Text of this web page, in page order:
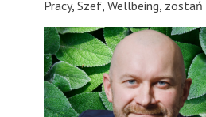
Pracy, Szef, Wellbeing, zostań